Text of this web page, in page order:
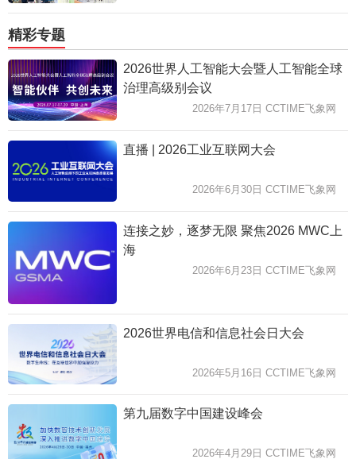
精彩专题
2026世界人工智能大会暨人工智能全球
治理高级别会议
2026年7月17日 CCTIME飞象网
直播 | 2026工业互联网大会
2026年6月30日 CCTIME飞象网
连接之妙，逐梦无限 聚焦2026 MWC上
海
2026年6月23日 CCTIME飞象网
2026世界电信和信息社会日大会
2026年5月16日 CCTIME飞象网
第九届数字中国建设峰会
2026年4月29日 CCTIME飞象网